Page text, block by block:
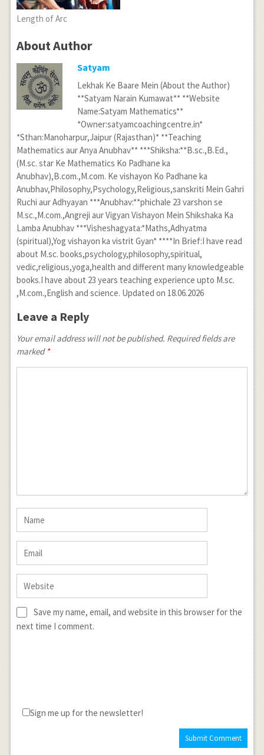
Length of Arc
About Author
Satyam
Lekhak Ke Baare Mein (About the Author)
**Satyam Narain Kumawat** **Website
Name:Satyam Mathematics**
*Owner:satyamcoachingcentre.in*
*Sthan:Manoharpur,Jaipur (Rajasthan)* **Teaching
Mathematics aur Anya Anubhav** ***Shiksha:**B.sc.,B.Ed.,
(M.sc. star Ke Mathematics Ko Padhane ka
Anubhav),B.com.,M.com. Ke vishayon Ko Padhane ka
Anubhav,Philosophy,Psychology,Religious,sanskriti Mein Gahri
Ruchi aur Adhyayan ***Anubhav:**phichale 23 varshon se
M.sc.,M.com.,Angreji aur Vigyan Vishayon Mein Shikshaka Ka
Lamba Anubhav ***Visheshagyata:*Maths,Adhyatma
(spiritual),Yog vishayon ka vistrit Gyan* ****In Brief:I have read
about M.sc. books,psychology,philosophy,spiritual,
vedic,religious,yoga,health and different many knowledgeable
books.I have about 23 years teaching experience upto M.sc.
,M.com.,English and science. Updated on 18.06.2026
Leave a Reply
Your email address will not be published. Required fields are
marked *
Save my name, email, and website in this browser for the
next time I comment.
Sign me up for the newsletter!